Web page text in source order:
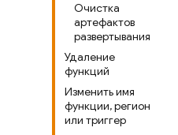
Очистка
артефактов
развертывания
Удаление
функций
Изменить имя
функции, регион
или триггер